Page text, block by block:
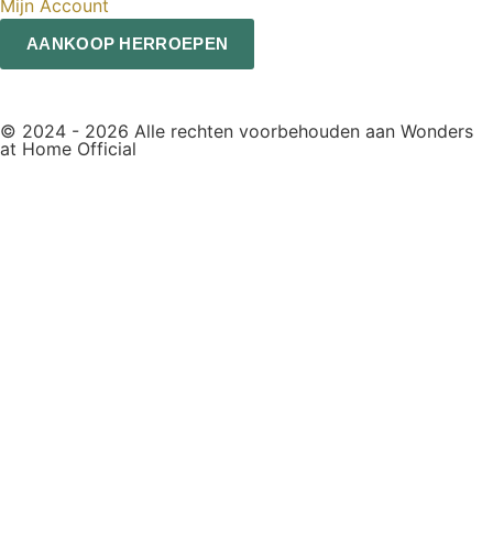
Mijn Account
AANKOOP HERROEPEN
© 2024 - 2026 Alle rechten voorbehouden aan Wonders
at Home Official